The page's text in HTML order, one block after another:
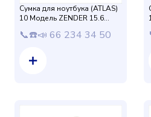
Сумка для ноутбука (ATLAS)
10 Модель ZENDER 15.6
📞☎️📣 66 234 34 50